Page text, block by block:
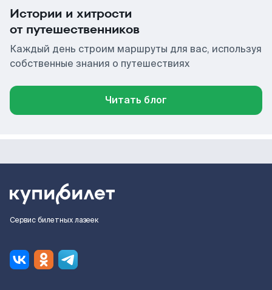
Истории и хитрости
от путешественников
Каждый день строим маршруты для вас, используя
собственные знания о путешествиях
Читать блог
Сервис билетных лазеек